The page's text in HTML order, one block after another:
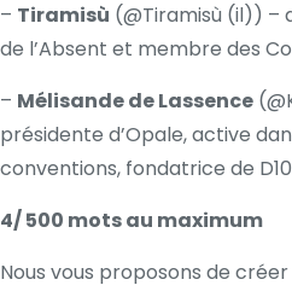
– Tiramisù (@Tiramisù (il)) –
de l’Absent et membre des
– Mélisande de Lassence (
présidente d’Opale, active
conventions, fondatrice de
4/ 500 mots au maximum
Nous vous proposons de